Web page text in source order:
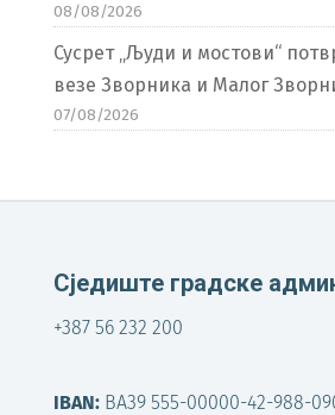
08/08/2026
Сусрет „Људи и мостови“
везе Зворника и Малог
07/08/2026
Сједиште градске
+387 56 232 200
IBAN:BA39 555-00000-42-988-